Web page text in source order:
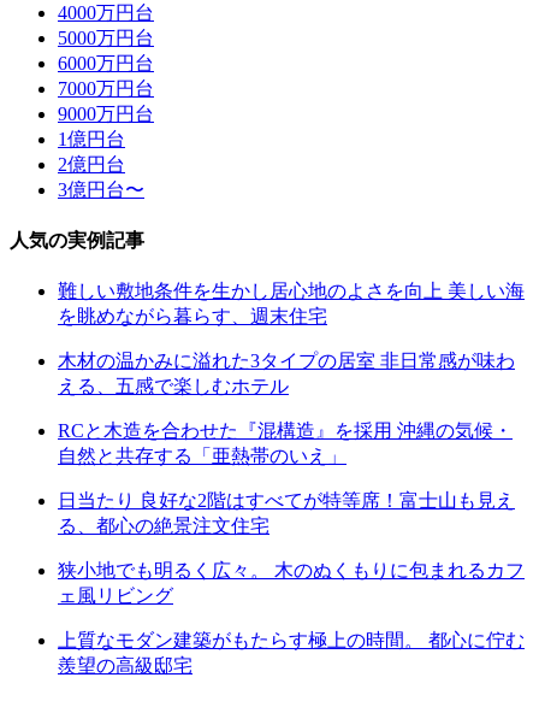
4000万円台
5000万円台
6000万円台
7000万円台
9000万円台
1億円台
2億円台
3億円台〜
人気の実例記事
難しい敷地条件を生かし居心地のよさを向上 美しい海
を眺めながら暮らす、週末住宅
木材の温かみに溢れた3タイプの居室 非日常感が味わ
える、五感で楽しむホテル
RCと木造を合わせた『混構造』を採用 沖縄の気候・
自然と共存する「亜熱帯のいえ」
日当たり 良好な2階はすべてが特等席！富士山も見え
る、都心の絶景注文住宅
狭小地でも明るく広々。 木のぬくもりに包まれるカフ
ェ風リビング
上質なモダン建築がもたらす極上の時間。 都心に佇む
羨望の高級邸宅